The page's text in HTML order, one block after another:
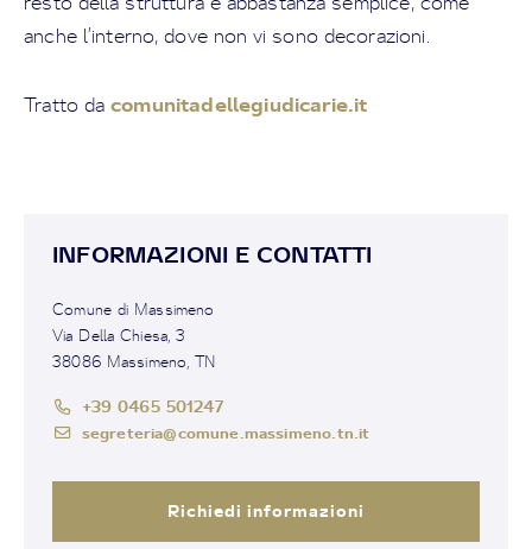
anche l’interno, dove non vi sono decorazioni.
Tratto dacomunitadellegiudicarie.it
INFORMAZIONI E CONTATTI
Comune di Massimeno
Via Della Chiesa, 3
38086 Massimeno, TN
+39 0465 501247
segreteria@comune.massimeno.tn.it
Richiedi informazioni